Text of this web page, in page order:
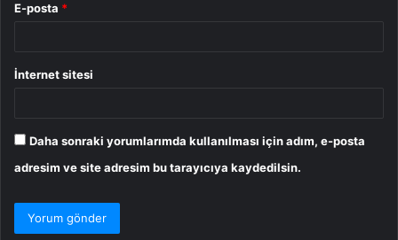
E-posta *
İnternet sitesi
Daha sonraki yorumlarımda kullanılması için adım, e-posta
adresim ve site adresim bu tarayıcıya kaydedilsin.